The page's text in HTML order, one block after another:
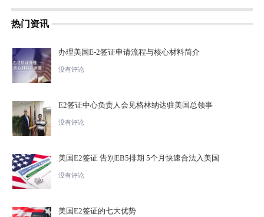
热门资讯
办理美国E-2签证申请流程与核心材料简介
没有评论
E2签证中心负责人会见格林纳达驻美国总领事
没有评论
美国E2签证 告别EB5排期 5个月快速合法入美国
没有评论
美国E2签证的七大优势